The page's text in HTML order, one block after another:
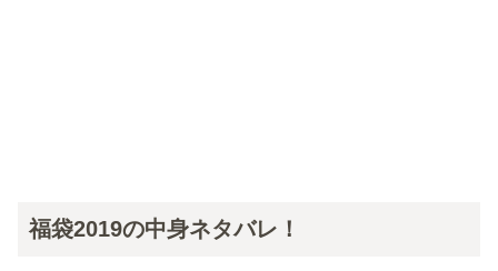
福袋2019の中身ネタバレ！